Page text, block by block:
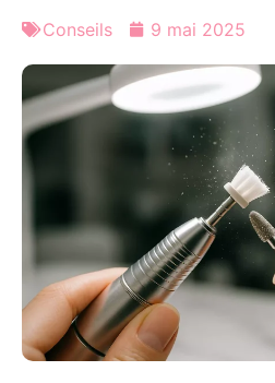
Conseils 9 mai 2025